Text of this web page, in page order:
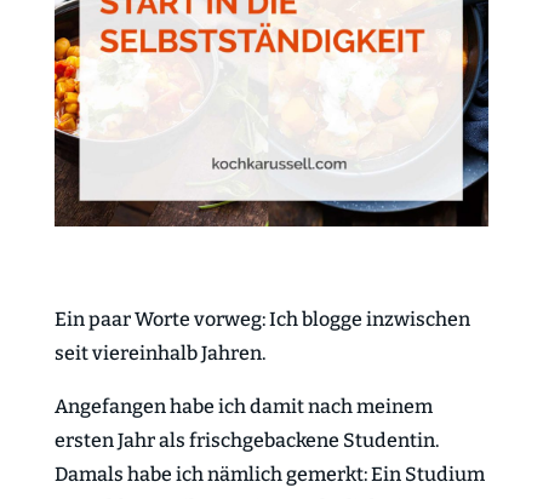
Ein paar Worte vorweg: Ich blogge inzwischen
seit viereinhalb Jahren.
Angefangen habe ich damit nach meinem
ersten Jahr als frischgebackene Studentin.
Damals habe ich nämlich gemerkt: Ein Studium